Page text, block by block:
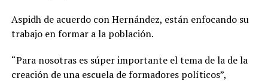
Aspidh de acuerdo con Hernández, están enfocando su
trabajo en formar a la población.
“Para nosotras es súper importante el tema de la de la
creación de una escuela de formadores políticos”,